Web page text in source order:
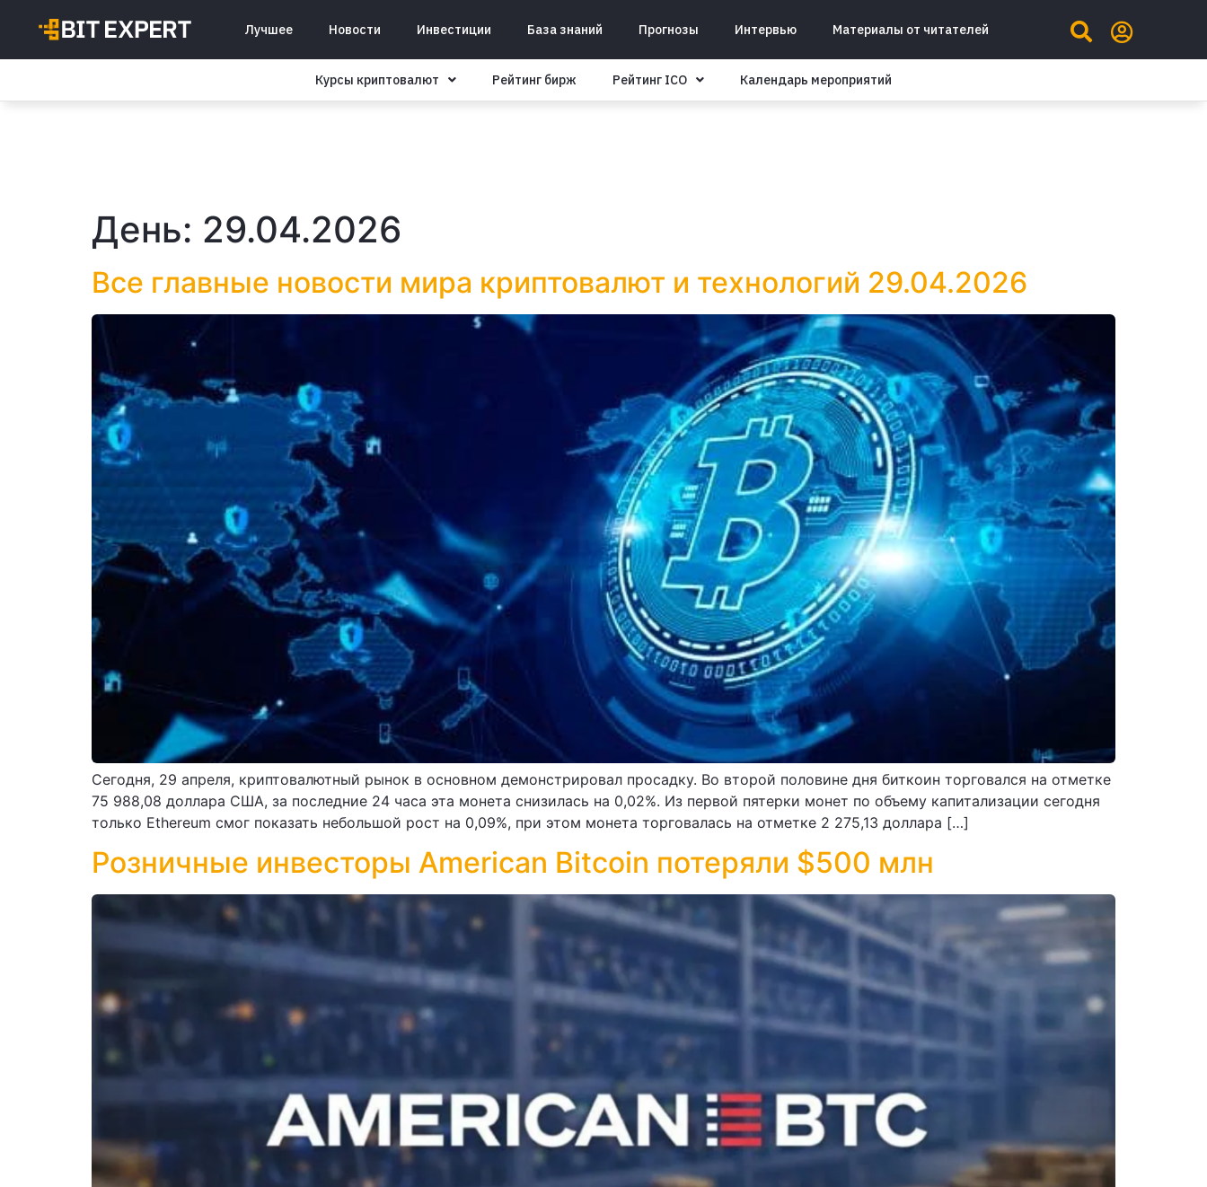
Лучшее Новости Инвестиции База знаний Прогнозы Интервью Материалы от читателей
Курсы криптовалют Рейтинг бирж Рейтинг ICO Календарь мероприятий
День: 29.04.2026
Все главные новости мира криптовалют и технологий 29.04.2026
Сегодня, 29 апреля, криптовалютный рынок в основном демонстрировал просадку. Во второй половине дня биткоин торговался на отметке
75 988,08 доллара США, за последние 24 часа эта монета снизилась на 0,02%. Из первой пятерки монет по объему капитализации сегодня
только Ethereum смог показать небольшой рост на 0,09%, при этом монета торговалась на отметке 2 275,13 доллара […]
Розничные инвесторы American Bitcoin потеряли $500 млн